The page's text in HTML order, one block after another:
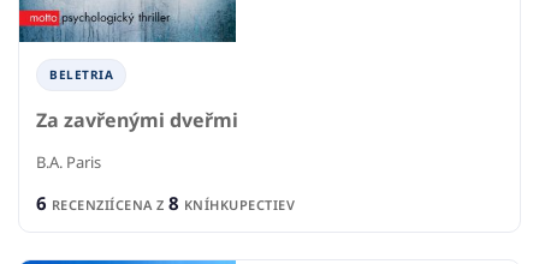
BELETRIA
Za zavřenými dveřmi
B.A. Paris
6 RECENZIÍCENA Z 8 KNÍHKUPECTIEV